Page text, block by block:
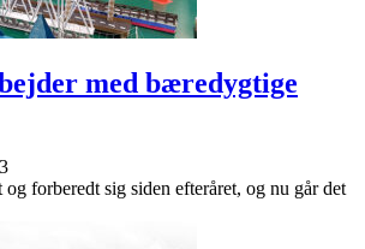
med bæredygtige
forberedt sig siden efteråret, og nu går det